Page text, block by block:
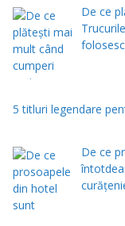
De ce
5 titluri legendare
De ce